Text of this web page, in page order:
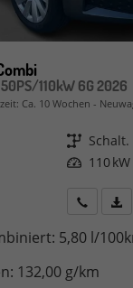
110kW 6G 2026
Ca. 10 Wochen
Getriebe Schalt.
Leistung 110 kW
Rückruf
5,80 l/
132,00 g/km